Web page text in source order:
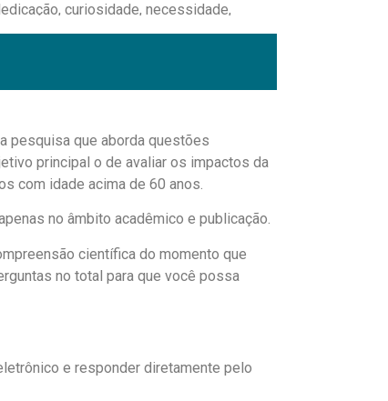
curiosidade, necessidade,
pesquisa que aborda questões
principal o de avaliar os impactos da
com idade acima de 60 anos.
no âmbito acadêmico e publicação.
científica do momento que
no total para que você possa
e responder diretamente pelo